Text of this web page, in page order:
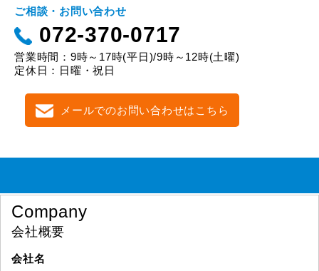
ご相談・お問い合わせ
072-370-0717
営業時間：9時～17時(平日)/9時～12時(土曜)
定休日：日曜・祝日
メールでのお問い合わせはこちら
Company
会社概要
会社名